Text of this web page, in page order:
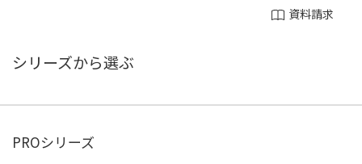
資料請求
シリーズから選ぶ
PROシリーズ